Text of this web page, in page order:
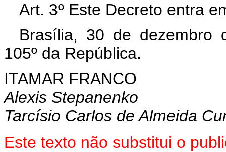
Art. 3º Este Decreto entra
Brasília, 30 de dezembro
105º da República.
ITAMAR FRANCO
Alexis Stepanenko
Tarcísio Carlos de Almeida
Este texto não substitui o